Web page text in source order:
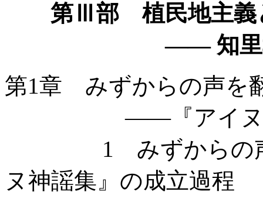
第Ⅲ部 植民地主義
—— 知里幸恵
第1章 みずからの声を
——『アイヌ神謡
1 みずからの声を
ヌ神謡集』の成立過程